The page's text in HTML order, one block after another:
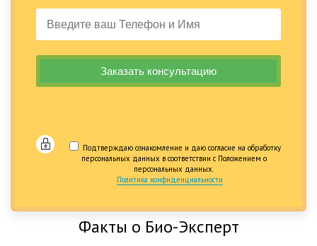
Подтверждаю ознакомление и даю согласие на обработку
персональных данных в соответствии с Положением о
персональных данных.
Политика конфиденциальности
Факты о Био-Эксперт